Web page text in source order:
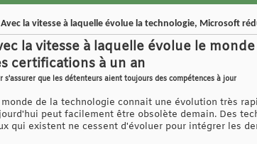
Avec la vitesse à laquelle évolue la technologie, Microsoft
la vitesse à laquelle évolue le
certifications à un an
s'assurer que les détenteurs aient toujours des compétences à jour
monde de la technologie connait une évolution très
peut facilement être obsolète demain. Des
qui existent ne cessent d'évoluer pour intégrer les